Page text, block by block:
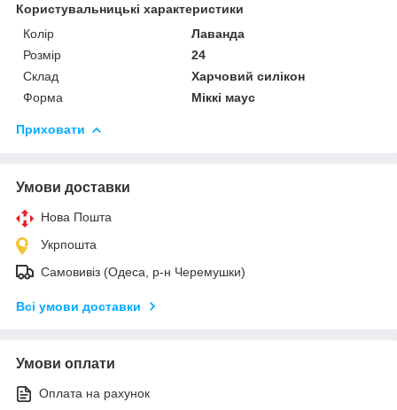
Користувальницькі характеристики
Колір
Лаванда
Розмір
24
Склад
Харчовий силікон
Форма
Міккі маус
Приховати
Умови доставки
Нова Пошта
Укрпошта
Самовивіз (Одеса, р-н Черемушки)
Всі умови доставки
Умови оплати
Оплата на рахунок